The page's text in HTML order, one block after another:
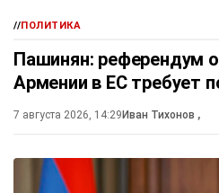
//ПОЛИТИКА
Пашинян: референдум
Армении в ЕС требует
7 августа 2026, 14:29Иван Тихонов ,